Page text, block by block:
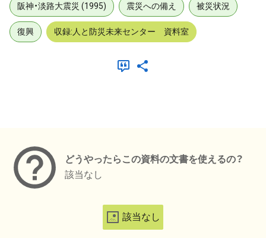
阪神・淡路大震災 (1995) 震災への備え 被災状況
復興 収録:人と防災未来センター 資料室
どうやったらこの資料の文書を使えるの？
該当なし
該当なし